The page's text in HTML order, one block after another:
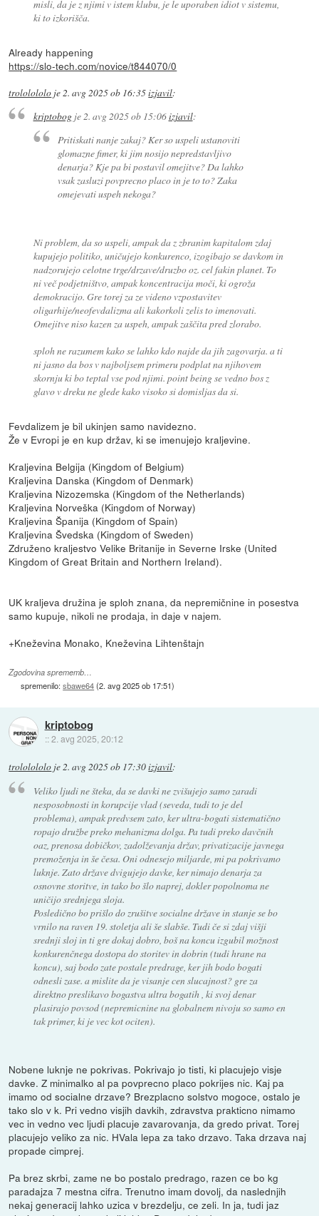
misli, da je z njimi v istem klubu, je le uporaben idiot v sistemu,
ki to izkorišča.
Already happening
https://slo-tech.com/novice/t844070/0
trololololo je2. avg 2025 ob 16:35izjavil:
kriptobogje2. avg 2025 ob 15:06izjavil:
Pritiskati nanje zakaj? Ker so uspeli ustanoviti
glomazne fimer, ki jim nosijo nepredstavljivo
denarja? Kje pa bi postavil omejitve? Da lahko
vsak zasluzi povprecno placo in je to to? Zaka
omejevati uspeh nekoga?
Ni problem, da so uspeli, ampak da z zbranim kapitalom zdaj
kupujejo politiko, uničujejo konkurenco, izogibajo se davkom in
nadzorujejo celotne trge/drzave/druzbo oz. cel fakin planet. To
ni več podjetništvo, ampak koncentracija moči, ki ogroža
demokracijo. Gre torej za ze videno vzpostavitev
oligarhije/neofevdalizma ali kakorkoli zelis to imenovati.
Omejitve niso kazen za uspeh, ampak zaščita pred zlorabo.
sploh ne razumem kako se lahko kdo najde da jih zagovarja. a ti
ni jasno da bos v najboljsem primeru podplat na njihovem
skornju ki bo teptal vse pod njimi. point being se vedno bos z
glavo v dreku ne glede kako visoko si domisljas da si.
Fevdalizem je bil ukinjen samo navidezno.
Že v Evropi je en kup držav, ki se imenujejo kraljevine.
Kraljevina Belgija (Kingdom of Belgium)
Kraljevina Danska (Kingdom of Denmark)
Kraljevina Nizozemska (Kingdom of the Netherlands)
Kraljevina Norveška (Kingdom of Norway)
Kraljevina Španija (Kingdom of Spain)
Kraljevina Švedska (Kingdom of Sweden)
Združeno kraljestvo Velike Britanije in Severne Irske (United
Kingdom of Great Britain and Northern Ireland).
UK kraljeva družina je sploh znana, da nepremičnine in posestva
samo kupuje, nikoli ne prodaja, in daje v najem.
+Kneževina Monako, Kneževina Lihtenštajn
Zgodovina sprememb…
spremenilo:sbawe64(2. avg 2025 ob 17:51)
kriptobog
::2. avg 2025, 20:12
trololololo je2. avg 2025 ob 17:30izjavil:
Veliko ljudi ne šteka, da se davki ne zvišujejo samo zaradi
nesposobnosti in korupcije vlad (seveda, tudi to je del
problema), ampak predvsem zato, ker ultra-bogati sistematično
ropajo družbe preko mehanizma dolga. Pa tudi preko davčnih
oaz, prenosa dobičkov, zadolževanja držav, privatizacije javnega
premoženja in še česa. Oni odnesejo miljarde, mi pa pokrivamo
luknje. Zato države dvigujejo davke, ker nimajo denarja za
osnovne storitve, in tako bo šlo naprej, dokler popolnoma ne
uničijo srednjega sloja.
Posledično bo prišlo do zrušitve socialne države in stanje se bo
vrnilo na raven 19. stoletja ali še slabše. Tudi če si zdaj višji
srednji sloj in ti gre dokaj dobro, boš na koncu izgubil možnost
konkurenčnega dostopa do storitev in dobrin (tudi hrane na
koncu), saj bodo zate postale predrage, ker jih bodo bogati
odnesli zase. a mislite da je visanje cen slucajnost? gre za
direktno preslikavo bogastva ultra bogatih , ki svoj denar
plasirajo povsod (nepremicnine na globalnem nivoju so samo en
tak primer, ki je vec kot ociten).
Nobene luknje ne pokrivas. Pokrivajo jo tisti, ki placujejo visje
davke. Z minimalko al pa povprecno placo pokrijes nic. Kaj pa
imamo od socialne drzave? Brezplacno solstvo mogoce, ostalo je
tako slo v k. Pri vedno visjih davkih, zdravstva prakticno nimamo
vec in vedno vec ljudi placuje zavarovanja, da gredo privat. Torej
placujejo veliko za nic. HVala lepa za tako drzavo. Taka drzava naj
propade cimprej.
Pa brez skrbi, zame ne bo postalo predrago, razen ce bo kg
paradajza 7 mestna cifra. Trenutno imam dovolj, da naslednjih
nekaj generacij lahko uzica v brezdelju, ce zeli. In ja, tudi jaz